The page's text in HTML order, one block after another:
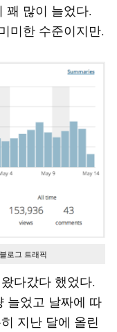
꽤 많이 늘었다.
미한 수준이지만.
로그 트래픽
다갔다 했었다.
늘었고 날짜에 따
지난 달에 올린